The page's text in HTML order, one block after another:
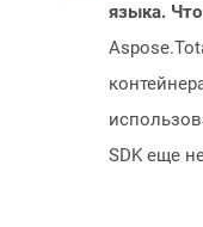
языка.
SDK еще